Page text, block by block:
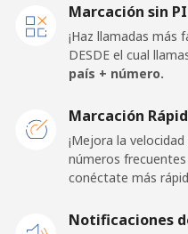
Celular
Línea fija ⁦1.6c⁩
Marcación sin
¡Haz llamadas más
DESDE el cual
país + número.
Marcación
¡Mejora la
números
conéctate más
Notificaciones